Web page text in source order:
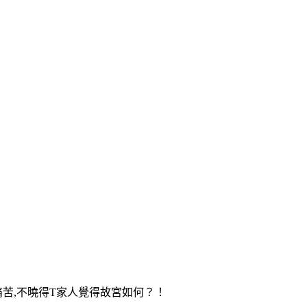
,不曉得T家人覺得故宮如何？！